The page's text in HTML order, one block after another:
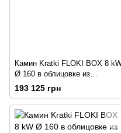
Камин Kratki FLOKI BOX 8
Ø 160 в облицовке из
керамогранита FOKOS RENA
193 125 грн